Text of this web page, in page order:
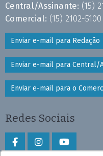
Central/Assinante: (15)
Comercial: (15) 2102-
Enviar e-mail para Redação
Enviar e-mail para Central/
Enviar e-mail para o
Redes Sociais